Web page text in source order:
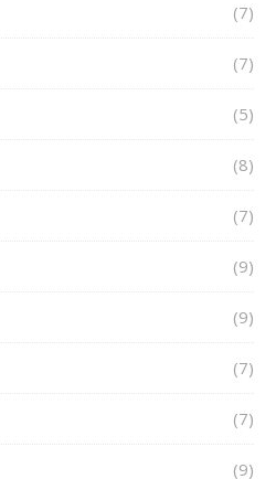
(7)
(7)
(5)
(8)
(7)
(9)
(9)
(7)
(7)
(9)